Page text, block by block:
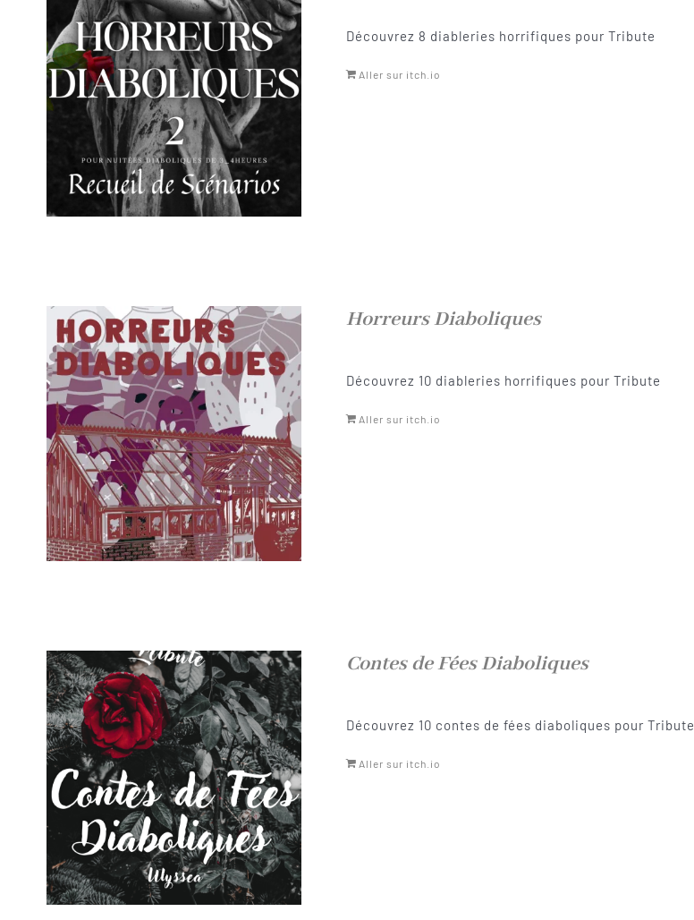
Découvrez 8 diableries horrifiques pour Tribute
Aller sur itch.io
Horreurs Diaboliques
Découvrez 10 diableries horrifiques pour Tribute
Aller sur itch.io
Contes de Fées Diaboliques
Découvrez 10 contes de fées diaboliques pour Tribute
Aller sur itch.io